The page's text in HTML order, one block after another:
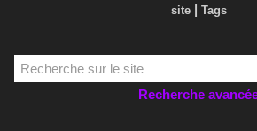
site | Tags
Recherche